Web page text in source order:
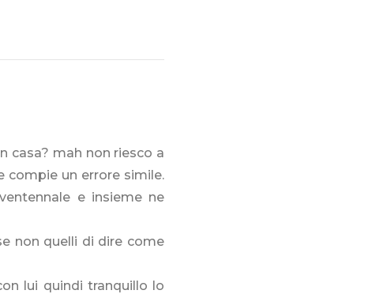
casa? mah non riesco a
compie un errore simile.
e insieme ne
non quelli di dire come
lui quindi tranquillo lo